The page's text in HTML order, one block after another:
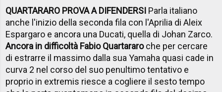
QUARTARARO PROVA A DIFENDERSI Parla italiano
anche l'inizio della seconda fila con l'Aprilia di Aleix
Espargaro e ancora una Ducati, quella di Johan Zarco.
Ancora in difficoltà Fabio Quartararoche per cercare
di estrarre il massimo dalla sua Yamaha quasi cade in
curva 2 nel corso del suo penultimo tentativo e
proprio in extremis riesce a cogliere il sesto tempo